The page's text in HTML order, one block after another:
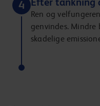
4 Efter tankning
Ren og
genvindes.
skadelige